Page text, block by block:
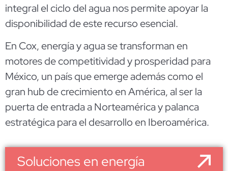
integral el ciclo del agua nos permite apoyar la
disponibilidad de este recurso esencial.
En Cox, energía y agua se transforman en
motores de competitividad y prosperidad para
México, un país que emerge además como el
gran hub de crecimiento en América, al ser la
puerta de entrada a Norteamérica y palanca
estratégica para el desarrollo en Iberoamérica.
Soluciones en energía